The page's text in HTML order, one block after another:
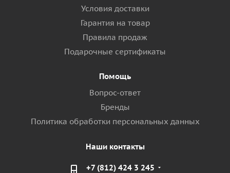
Условия доставки
Гарантия на товар
Правила продаж
Подарочные сертификаты
Помощь
Вопрос-ответ
Бренды
Политика обработки персональных данных
Наши контакты
+7 (812) 424 3 245